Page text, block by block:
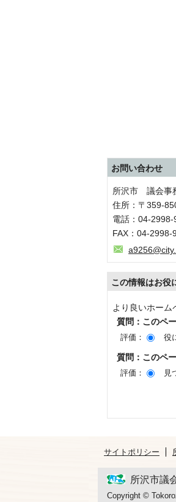
お問い合わせ
所沢市 議会事
住所：〒359-
電話：04-2998-
FAX：04-2998-
この情報はお役
より良いホーム
質問：このペ
評価： 役
質問：このペ
評価： 見
サイトポリシー
所沢市議
Copyright ©